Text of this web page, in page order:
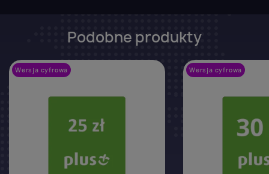
Podobne produkty
Wersja cyfrowa Wersja cyfrowa